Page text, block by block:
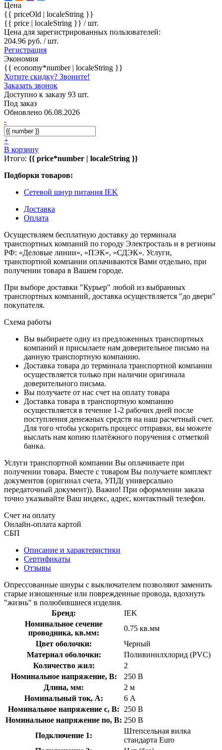
Цена
{{ priceOld | localeString }}
{{ price | localeString }} / шт.
Цена для зарегистрированных пользователей:
204.96 руб. / шт.
Регистрация
Экономия
{{ economy*number | localeString }}
Хотите скидку? Звоните!
Заказать звонок
Доступно к заказу 93 шт.
Под заказ
Обновлено 06.08.2026
-
+
В корзину
Итого: {{ price*number | localeString }}
Подборки товаров:
Сетевой шнур питания IEK
Доставка
Оплата
Осуществляем бесплатную доставку до терминала
транспортных компаний по городу Электросталь и в регионы
РФ: «Деловые линии», «ПЭК», «СДЭК». Услуги,
транспортной компании оплачиваются Вами отдельно, при
получении товара в Вашем городе.
При выборе доставки "Курьер" любой из выбранных
транспортных компаний, доставка осуществляется "до двери"
покупателя.
Схема работы
Вы выбираете одну из предложенных транспортных
компаний и присылаете нам доверительное письмо на
данную транспортную компанию.
Доставка товара до терминала транспортной компании
осуществляется только при наличии оригинала
доверительного письма.
Вы получаете от нас счет на оплату товара
Доставка товара в транспортную компанию
осуществляется в течение 1-2 рабочих дней после
поступления денежных средств на наш расчетный счет.
Для того чтобы ускорить процесс отправки, вы можете
выслать нам копию платёжного поручения с отметкой
банка.
Услуги транспортной компании Вы оплачиваете при
получении товара. Вместе с товаром Вы получаете комплект
документов (оригинал счета, УПД( универсально
передаточный документ)). Важно! При оформлении заказа
точно указывайте Ваш индекс, адрес, контактный телефон.
Счет на оплату
Онлайн-оплата картой
СБП
Описание и характеристики
Сертификаты
Отзывы
Опрессованные шнуры с выключателем позволяют заменить
старые изношенные или поврежденные провода, вдохнуть
"жизнь" в полюбившиеся изделия.
Бренд:
IEK
Номинальное сечение
проводника, кв.мм:
0.75 кв.мм
Цвет оболочки:
Черный
Материал оболочки:
Поливинилхлорид (PVC)
Количество жил:
2
Номинальное напряжение, В:
250 В
Длина, мм:
2 м
Номинальный ток, А:
6 А
Номинальное напряжение с, В:
250 В
Номинальное напряжение по, В: 250 В
Подключение 1:
Штепсельная вилка
стандарта Euro